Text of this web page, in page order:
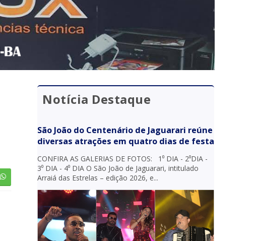
Notícia Destaque
São João do Centenário de Jaguarari reúne
diversas atrações em quatro dias de festa
CONFIRA AS GALERIAS DE FOTOS: 1⁰ DIA - 2⁰DIA -
3⁰ DIA - 4⁰ DIA O São João de Jaguarari, intitulado
Arraiá das Estrelas – edição 2026, e...